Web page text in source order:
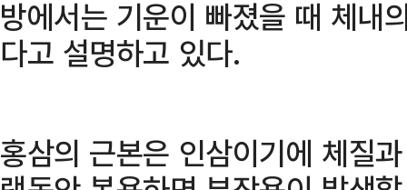
방에서는 기운이 빠졌을 때 체내
다고 설명하고 있다.
홍삼의 근본은 인삼이기에 체질